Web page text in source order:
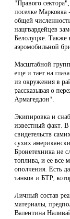
"Правого
поселке
общей
нацгвардейцев
Белолуцке. Также
аэромобильной
Масштабной
еще и тает на
из окружения в
рассказывая о
Армагеддон".
Экипировка и
известный факт.
свидетельств
сухих
Бронетехника не
топлива, и ее все
ополчения. Есть
танков и БТР,
Личный состав
материалы,
Валентина